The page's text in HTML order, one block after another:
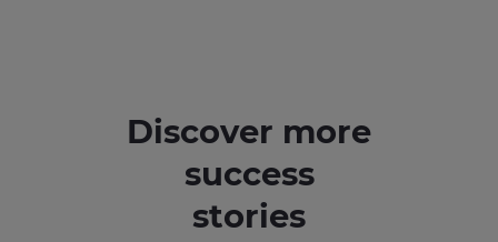
Discover more
success
stories